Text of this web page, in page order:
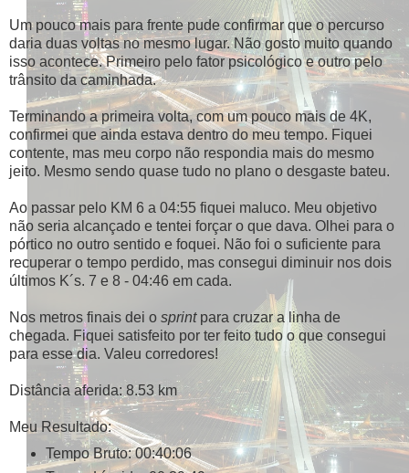
Um pouco mais para frente pude confirmar que o percurso
daria duas voltas no mesmo lugar. Não gosto muito quando
isso acontece. Primeiro pelo fator psicológico e outro pelo
trânsito da caminhada.
Terminando a primeira volta, com um pouco mais de 4K,
confirmei que ainda estava dentro do meu tempo. Fiquei
contente, mas meu corpo não respondia mais do mesmo
jeito. Mesmo sendo quase tudo no plano o desgaste bateu.
Ao passar pelo KM 6 a 04:55 fiquei maluco. Meu objetivo
não seria alcançado e tentei forçar o que dava. Olhei para o
pórtico no outro sentido e foquei. Não foi o suficiente para
recuperar o tempo perdido, mas consegui diminuir nos dois
últimos K´s. 7 e 8 - 04:46 em cada.
Nos metros finais dei o sprint para cruzar a linha de
chegada. Fiquei satisfeito por ter feito tudo o que consegui
para esse dia. Valeu corredores!
Distância aferida: 8.53 km
Meu Resultado:
Tempo Bruto: 00:40:06